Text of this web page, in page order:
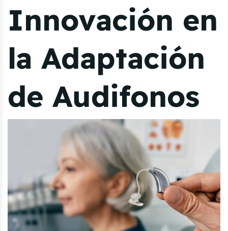
Innovación en
la Adaptación
de Audifonos